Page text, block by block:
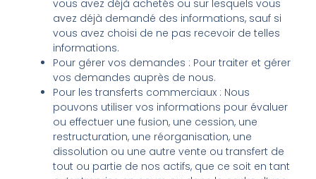
vous avez déjà achetés ou sur lesquels vous
avez déjà demandé des informations, sauf si
vous avez choisi de ne pas recevoir de telles
informations.
Pour gérer vos demandes : Pour traiter et gérer
vos demandes auprès de nous.
Pour les transferts commerciaux : Nous
pouvons utiliser vos informations pour évaluer
ou effectuer une fusion, une cession, une
restructuration, une réorganisation, une
dissolution ou une autre vente ou transfert de
tout ou partie de nos actifs, que ce soit en tant